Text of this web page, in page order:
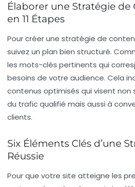
Élaborer une Stratégie de
en 11 Étapes
Pour créer une stratégie de
suivez un plan bien structuré.
les mots-clés pertinents qui
besoins de votre audience. Cela
contenus optimisés qui visent
du trafic qualifié mais aussi à
clients.
Six Éléments Clés d’une
Réussie
Pour que votre site atteigne les